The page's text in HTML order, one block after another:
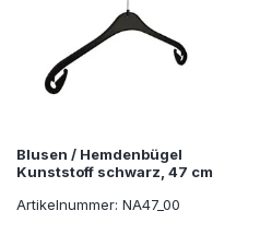
Blusen / Hemdenbügel
Kunststoff schwarz, 47 cm
Artikelnummer: NA47_00